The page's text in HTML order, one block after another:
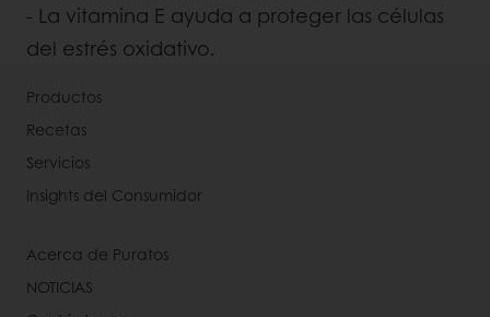
- La vitamina E ayuda a proteger las células
del estrés oxidativo.
Productos
Recetas
Servicios
Insights del Consumidor
Acerca de Puratos
NOTICIAS